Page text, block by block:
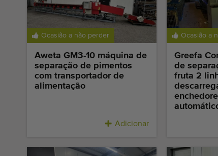
Ocasião a não perder
Aweta GM3-10 máquina de
separação de pimentos
com transportador de
alimentação
Adicionar
Ocasião a
Greefa
de
fruta 2